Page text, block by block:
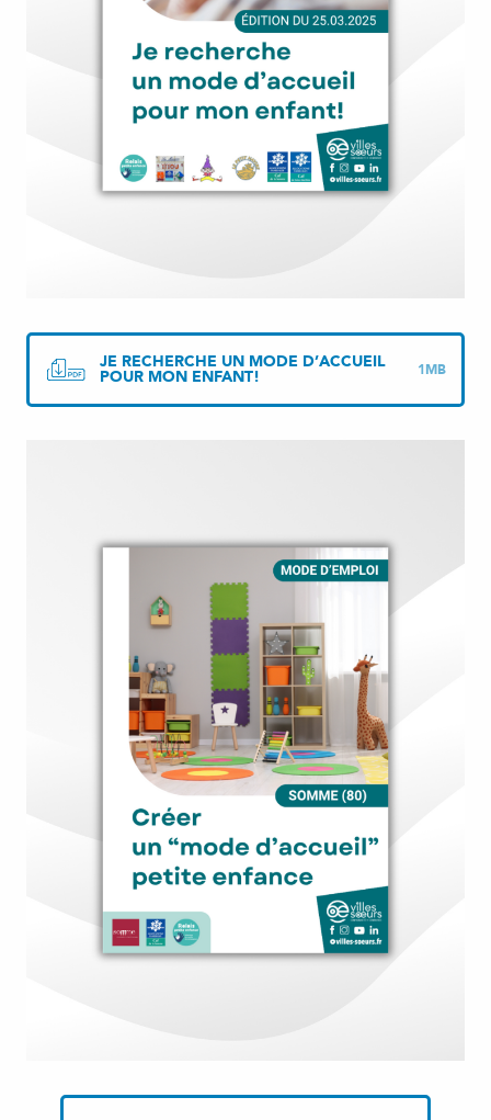
JE RECHERCHE UN MODE D’ACCUEIL
POUR MON ENFANT! 1MB